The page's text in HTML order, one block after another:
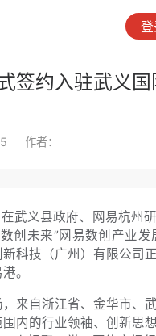
签约入驻武义
作者：
在武义县政府、 网易杭州
数创未来”网易数创产业发
科技（广州）有限公司
。
来自浙江省、金华市、
内的行业领袖、创新思